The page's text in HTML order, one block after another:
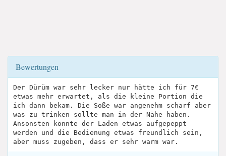
Bewertungen
Der Dürüm war sehr lecker nur hätte ich für 7€
etwas mehr erwartet, als die kleine Portion die
ich dann bekam. Die Soße war angenehm scharf aber
was zu trinken sollte man in der Nähe haben.
Ansonsten könnte der Laden etwas aufgepeppt
werden und die Bedienung etwas freundlich sein,
aber muss zugeben, dass er sehr warm war.